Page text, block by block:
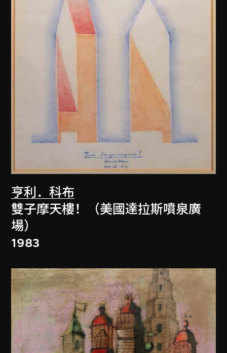
亨利．科布
雙子摩天樓！（美國達拉斯噴泉廣
場）
1983